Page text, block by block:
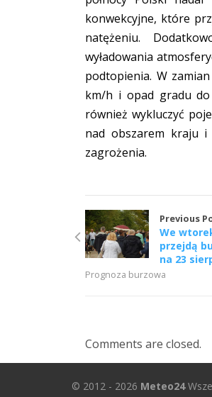
konwekcyjne, które
natężeniu.
wyładowania
podtopienia. W
km/h i opad gradu do
również wykluczyć
nad obszarem kraju i
zagrożenia.
Previous
We
przejdą
na 23
Prognoza burzowa
Comments are closed.
© 2012 - 2026 Meteo24